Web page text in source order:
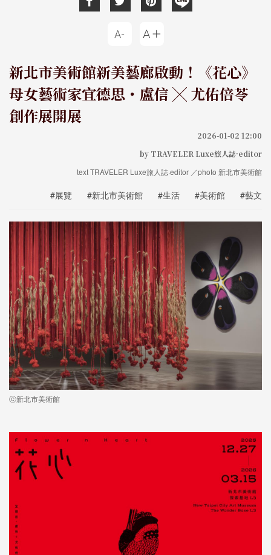
新北市美術館新美藝廊啟動！《花心》
母女藝術家宜德思・盧信 ╳ 尤佑倍苓
創作展開展
2026-01-02 12:00
by TRAVELER Luxe旅人誌·editor
text TRAVELER Luxe旅人誌·editor ／photo 新北市美術館
#展覽 #新北市美術館 #生活 #美術館 #藝文
ⓒ新北市美術館